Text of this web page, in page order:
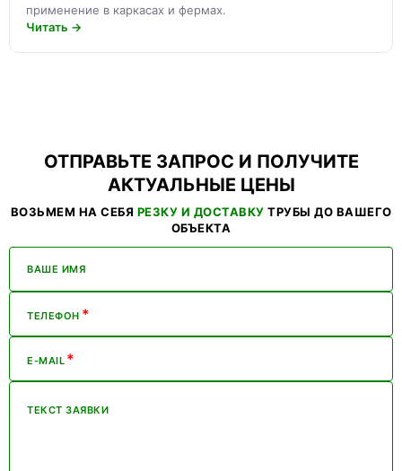
применение в каркасах и фермах.
Читать →
ОТПРАВЬТЕ ЗАПРОС И ПОЛУЧИТЕ
АКТУАЛЬНЫЕ ЦЕНЫ
ВОЗЬМЕМ НА СЕБЯ РЕЗКУ И ДОСТАВКУ ТРУБЫ ДО ВАШЕГО
ОБЪЕКТА
ВАШЕ ИМЯ
ТЕЛЕФОН *
E-MAIL *
ТЕКСТ ЗАЯВКИ